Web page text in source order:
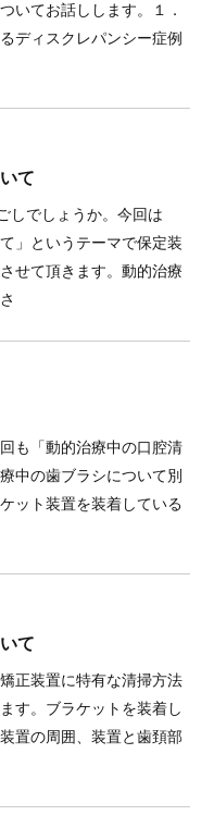
いてお話しします。１．
ディスクレパンシー症例
て
しでしょうか。今回は
」というテーマで保定装
せて頂きます。動的治療
も「動的治療中の口腔清
中の歯ブラシについて別
ット装置を装着している
て
正装置に特有な清掃方法
す。ブラケットを装着し
置の周囲、装置と歯頚部